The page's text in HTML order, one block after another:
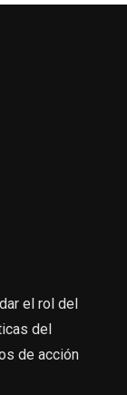
el rol del
del
de acción